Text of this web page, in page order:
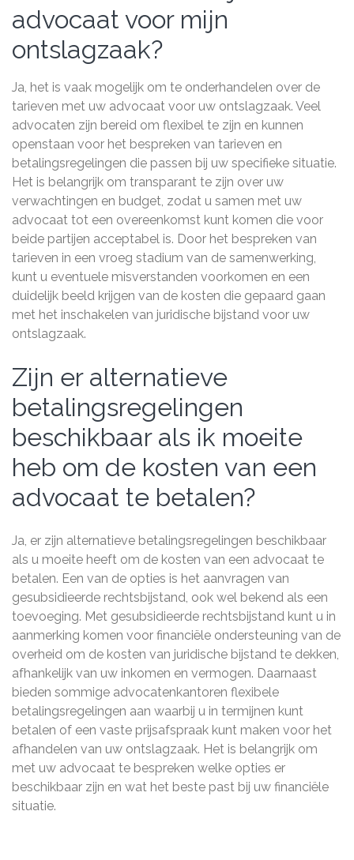
advocaat voor mijn
ontslagzaak?
Ja, het is vaak mogelijk om te onderhandelen over de
tarieven met uw advocaat voor uw ontslagzaak. Veel
advocaten zijn bereid om flexibel te zijn en kunnen
openstaan voor het bespreken van tarieven en
betalingsregelingen die passen bij uw specifieke situatie.
Het is belangrijk om transparant te zijn over uw
verwachtingen en budget, zodat u samen met uw
advocaat tot een overeenkomst kunt komen die voor
beide partijen acceptabel is. Door het bespreken van
tarieven in een vroeg stadium van de samenwerking,
kunt u eventuele misverstanden voorkomen en een
duidelijk beeld krijgen van de kosten die gepaard gaan
met het inschakelen van juridische bijstand voor uw
ontslagzaak.
Zijn er alternatieve
betalingsregelingen
beschikbaar als ik moeite
heb om de kosten van een
advocaat te betalen?
Ja, er zijn alternatieve betalingsregelingen beschikbaar
als u moeite heeft om de kosten van een advocaat te
betalen. Een van de opties is het aanvragen van
gesubsidieerde rechtsbijstand, ook wel bekend als een
toevoeging. Met gesubsidieerde rechtsbijstand kunt u in
aanmerking komen voor financiële ondersteuning van de
overheid om de kosten van juridische bijstand te dekken,
afhankelijk van uw inkomen en vermogen. Daarnaast
bieden sommige advocatenkantoren flexibele
betalingsregelingen aan waarbij u in termijnen kunt
betalen of een vaste prijsafspraak kunt maken voor het
afhandelen van uw ontslagzaak. Het is belangrijk om
met uw advocaat te bespreken welke opties er
beschikbaar zijn en wat het beste past bij uw financiële
situatie.